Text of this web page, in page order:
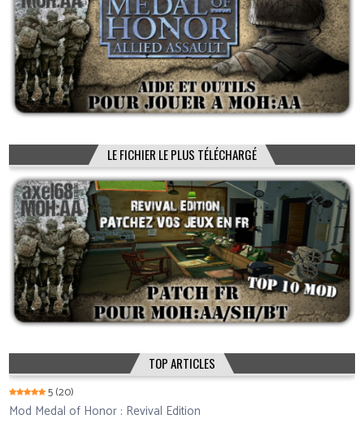
LE FICHIER LE PLUS TÉLÉCHARGÉ
TOP ARTICLES
5(20)
Mod Medal of Honor : Revival Edition